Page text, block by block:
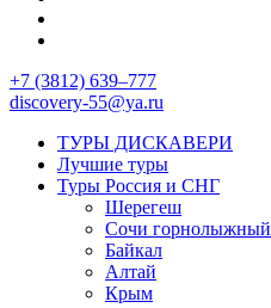
+7 (3812) 639–777
discovery-55@ya.ru
ТУРЫ ДИСКАВЕРИ
Лучшие туры
Туры Россия и СНГ
Шерегеш
Сочи горнолыжный
Байкал
Алтай
Крым